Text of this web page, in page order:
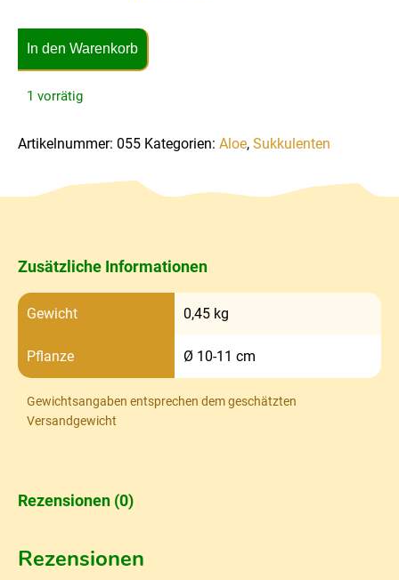
In den Warenkorb
1 vorrätig
Artikelnummer: 055 Kategorien: Aloe, Sukkulenten
Zusätzliche Informationen
Gewicht 0,45 kg
Pflanze Ø 10-11 cm
Gewichtsangaben entsprechen dem geschätzten
Versandgewicht
Rezensionen (0)
Rezensionen